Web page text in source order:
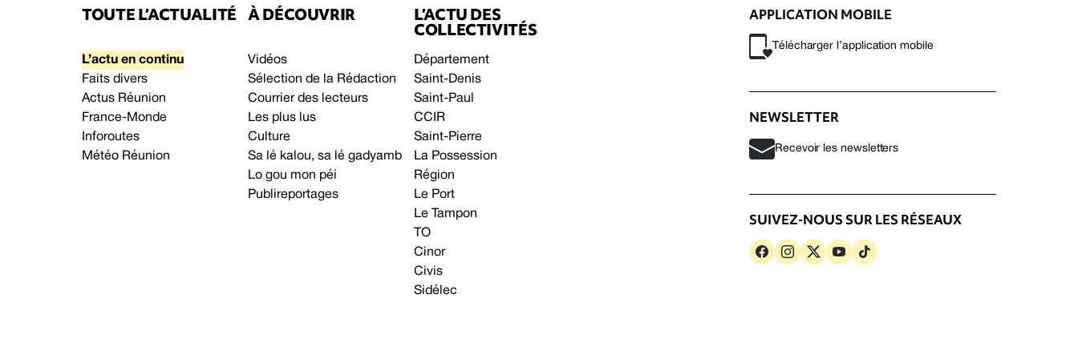
TOUTE L’ACTUALITÉ
L’actu en continu
Faits divers
Actus Réunion
France-Monde
Inforoutes
Météo Réunion
À DÉCOUVRIR
Vidéos
Sélection de la Rédaction
Courrier des lecteurs
Les plus lus
Culture
Sa lé kalou, sa lé gadyamb
Lo gou mon péi
Publireportages
L’ACTU DES
COLLECTIVITÉS
Département
Saint-Denis
Saint-Paul
CCIR
Saint-Pierre
La Possession
Région
Le Port
Le Tampon
TO
Cinor
Civis
Sidélec
APPLICATION MOBILE
Télécharger l’application mobile
NEWSLETTER
Recevoir les newsletters
SUIVEZ-NOUS SUR LES RÉSEAUX